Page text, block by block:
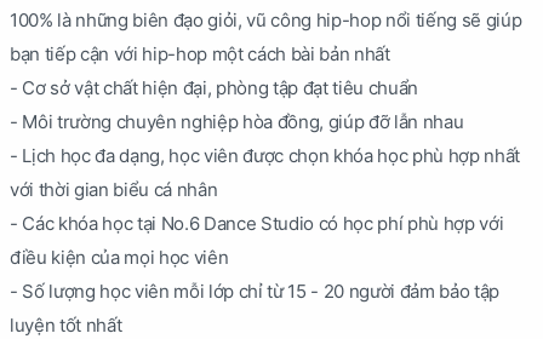
100% là những biên đạo giỏi, vũ công hip-hop nổi tiếng sẽ giúp
bạn tiếp cận với hip-hop một cách bài bản nhất
- Cơ sở vật chất hiện đại, phòng tập đạt tiêu chuẩn
- Môi trường chuyên nghiệp hòa đồng, giúp đỡ lẫn nhau
- Lịch học đa dạng, học viên được chọn khóa học phù hợp nhất
với thời gian biểu cá nhân
- Các khóa học tại No.6 Dance Studio có học phí phù hợp với
điều kiện của mọi học viên
- Số lượng học viên mỗi lớp chỉ từ 15 - 20 người đảm bảo tập
luyện tốt nhất